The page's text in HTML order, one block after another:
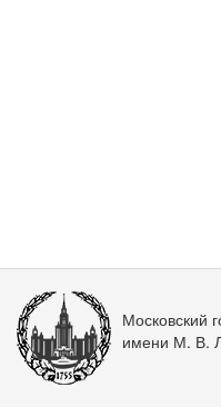
Московский
имени М. В.